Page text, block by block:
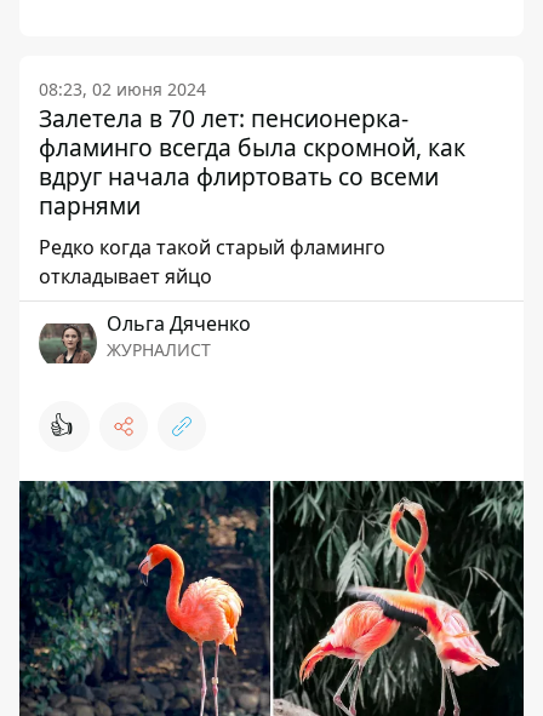
08:23, 02 июня 2024
Залетела в 70 лет: пенсионерка-
фламинго всегда была скромной, как
вдруг начала флиртовать со всеми
парнями
Редко когда такой старый фламинго
откладывает яйцо
Ольга Дяченко
ЖУРНАЛИСТ
👍